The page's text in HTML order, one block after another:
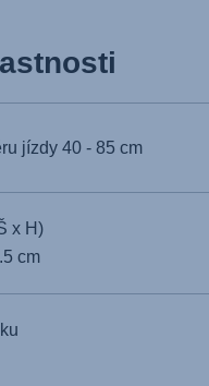
jízdy 40 - 85 cm
x H)
cm